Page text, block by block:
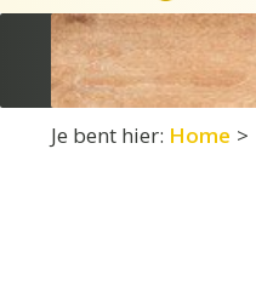
Je bent hier: Home >